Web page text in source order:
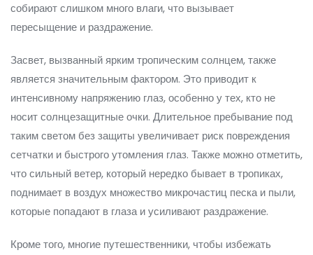
собирают слишком много влаги, что вызывает
пересыщение и раздражение.
Засвет, вызванный ярким тропическим солнцем, также
является значительным фактором. Это приводит к
интенсивному напряжению глаз, особенно у тех, кто не
носит солнцезащитные очки. Длительное пребывание под
таким светом без защиты увеличивает риск повреждения
сетчатки и быстрого утомления глаз. Также можно отметить,
что сильный ветер, который нередко бывает в тропиках,
поднимает в воздух множество микрочастиц песка и пыли,
которые попадают в глаза и усиливают раздражение.
Кроме того, многие путешественники, чтобы избежать